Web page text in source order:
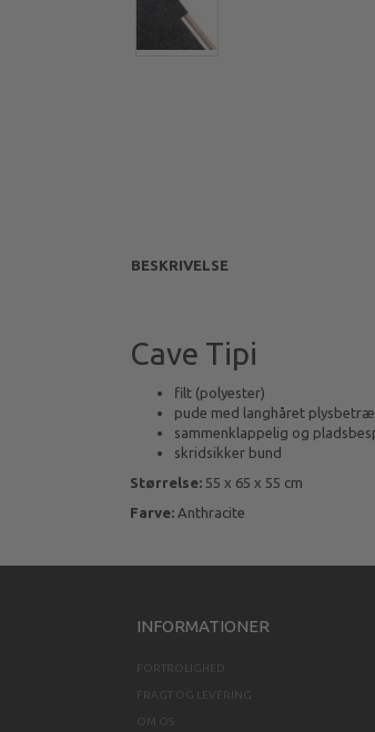
BESKRIVELSE
Cave Tipi
filt (polyester)
pude med langhåret
sammenklappelig og
skridsikker bund
Størrelse: 55 x 65 x 55 cm
Farve: Anthracite
INFORMATIONER
FORTROLIGHED
FRAGT OG LEVERING
OM OS